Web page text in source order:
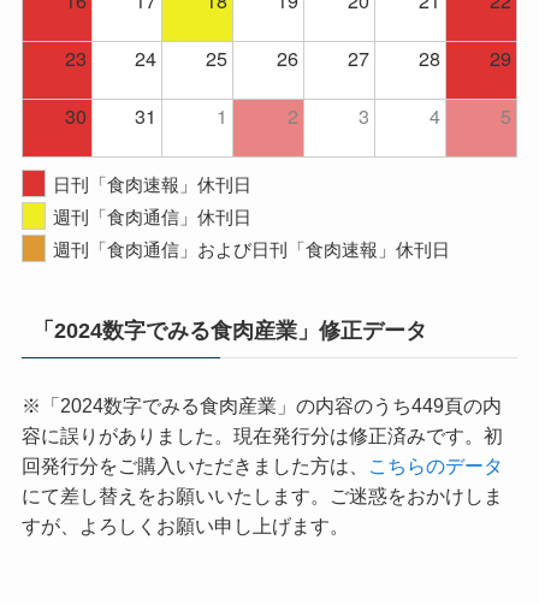
23
24 25 26 27 28
29
30
31 1 2 3 4 5
日刊「食肉速報」休刊日
週刊「食肉通信」休刊日
週刊「食肉通信」および日刊「食肉速報」休刊日
「2024数字でみる食肉産業」修正データ
※「2024数字でみる食肉産業」の内容のうち449頁の内
容に誤りがありました。現在発行分は修正済みです。初
回発行分をご購入いただきました方は、
こちらのデータ
にて差し替えをお願いいたします。ご迷惑をおかけしま
すが、よろしくお願い申し上げます。